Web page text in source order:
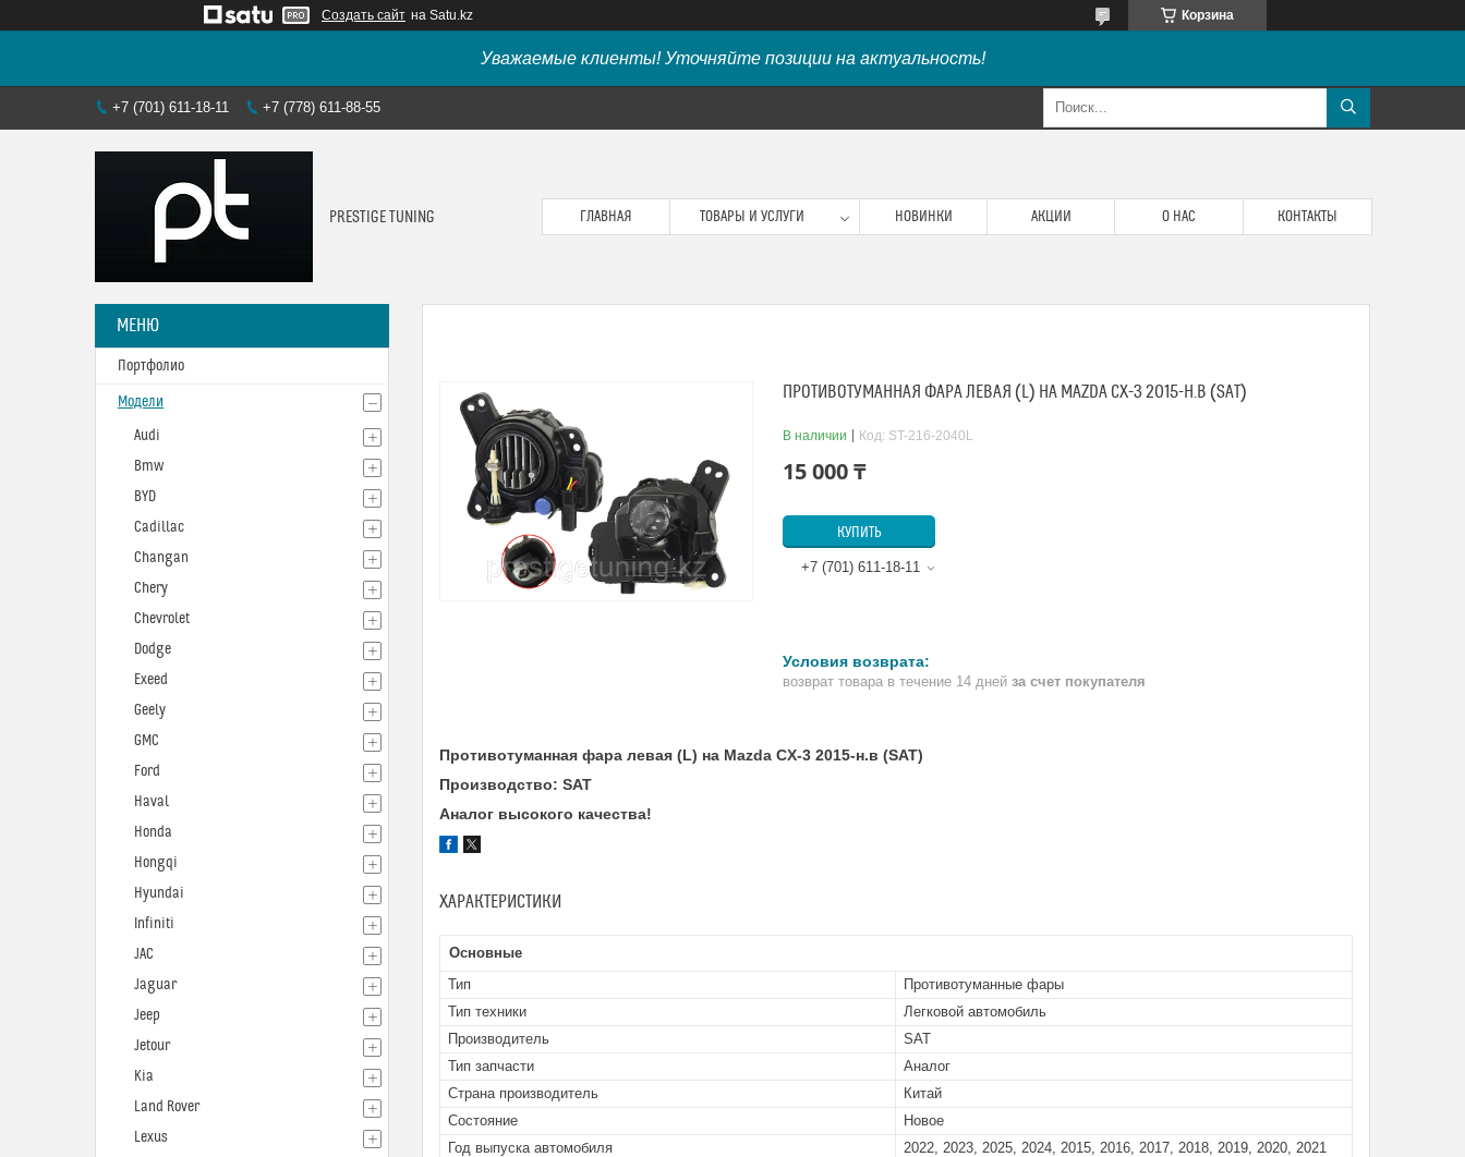
Создать сайт на Satu.kz Корзина
Уважаемые клиенты! Уточняйте позиции на актуальность!
+7 (701) 611-18-11 +7 (778) 611-88-55
PRESTIGE TUNING ГЛАВНАЯ ТОВАРЫ И УСЛУГИ НОВИНКИ АКЦИИ О НАС КОНТАКТЫ
ПРОТИВОТУМАННАЯ ФАРА ЛЕВАЯ (L) НА MAZDA CX-3 2015-Н.В (SAT)
В наличии Код: ST-216-2040L
15 000 ₸
КУПИТЬ
+7 (701) 611-18-11
возврат товара в течение 14 дней за счет покупателя
Противотуманная фара левая (L) на Mazda CX-3 2015-н.в (SAT)
Производство: SAT
Аналог высокого качества!
ХАРАКТЕРИСТИКИ
Основные
Тип
Противотуманные фары
Тип техники
Легковой автомобиль
Производитель
SAT
Тип запчасти
Аналог
Страна производитель
Китай
Состояние
Новое
Год выпуска автомобиля
2022, 2023, 2025, 2024, 2015, 2016, 2017, 2018, 2019, 2020, 2021
Портфолио
Модели
Audi
Bmw
BYD
Cadillac
Changan
Chery
Chevrolet
Dodge
Exeed
Geely
GMC
Ford
Haval
Honda
Hongqi
Hyundai
Infiniti
JAC
Jaguar
Jeep
Jetour
Kia
Land Rover
Lexus